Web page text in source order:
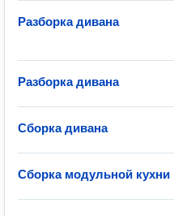
Разборка дивана
Разборка дивана
Сборка дивана
Сборка модульной кухни